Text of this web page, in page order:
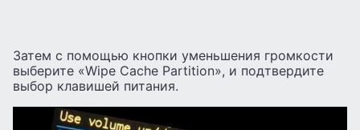
Затем с помощью кнопки уменьшения громкости
выберите «Wipe Cache Partition», и подтвердите
выбор клавишей питания.